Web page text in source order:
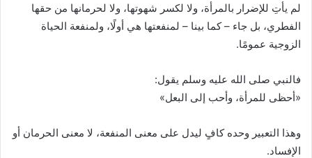
لم يأتِ للإضرار بالمرأة، ولا لكسر شهوتها، ولا لحرمانها من حقها
الفطري، بل جاء – كما بينا – لمنفعتها هي أولًا، ولمنفعة الحياة
الزوجية عمومًا.
فالنبي صلى الله عليه وسلم يقول:
«أحظى للمرأة، وأحب إلى البعل»
وهذا التعبير وحده كافٍ ليدل على معنى المنفعة، لا معنى الحرمان أو
الإفساد.